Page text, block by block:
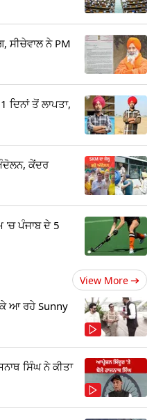
ਸੀਚੇਵਾਲ ਨੇ PM
ਤੋਂ ਲਾਪਤਾ,
ਕੇਂਦਰ
'ਚ ਪੰਜਾਬ ਦੇ 5
View More
ਆ ਰਹੇ Sunny
ਸਿੰਘ ਨੇ ਕੀਤਾ